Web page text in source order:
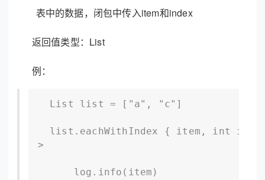
表中的数据，闭包中传入item和index
返回值类型：List
例：
List list = ["a", "c"]
list.eachWithIndex { item, int i -
>
log.info(item)